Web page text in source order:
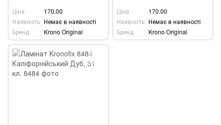
Ціна
170.00
Наявність Немає в наявності
Бренд
Krono Original
Ціна
170.00
Наявність Немає в наявності
Бренд
Krono Original